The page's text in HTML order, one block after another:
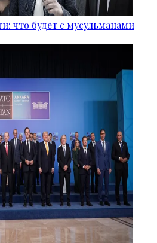
что будет с мусульманами